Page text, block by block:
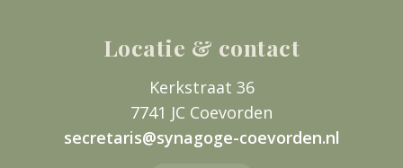
Locatie & contact
Kerkstraat 36
7741 JC Coevorden
secretaris@synagoge-coevorden.nl